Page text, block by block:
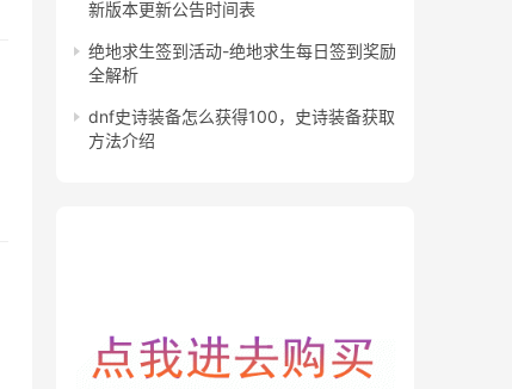
新版本更新公告时间表
绝地求生签到活动-绝地求生每日签到奖励
全解析
dnf史诗装备怎么获得100，史诗装备获取
方法介绍